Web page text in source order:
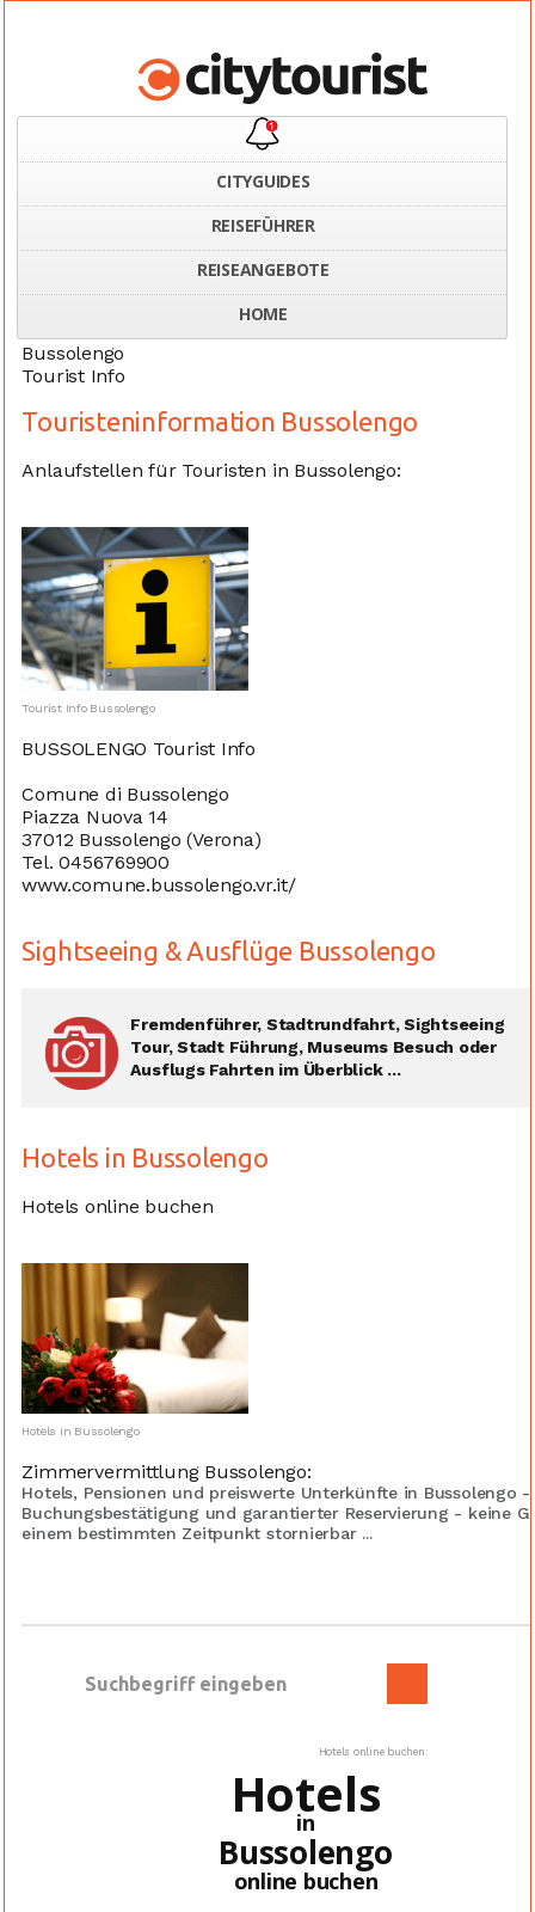
CITYGUIDES
REISEFÜHRER
REISEANGEBOTE
HOME
Touristeninformation Bussolengo
Bussolengo
Tourist Info
Touristeninformation Bussolengo
Anlaufstellen für Touristen in Bussolengo:
Tourist Info Bussolengo
BUSSOLENGO Tourist Info
Comune di Bussolengo
Piazza Nuova 14
37012 Bussolengo (Verona)
Tel. 0456769900
www.comune.bussolengo.vr.it/
Sightseeing & Ausflüge Bussolengo
Fremdenführer, Stadtrundfahrt, Sightseeing
Tour, Stadt Führung, Museums Besuch oder
Ausflugs Fahrten im Überblick ...
Hotels in Bussolengo
Hotels online buchen
Hotels in Bussolengo
Zimmervermittlung Bussolengo:
Hotels, Pensionen und preiswerte Unterkünfte in
Buchungsbestätigung und garantierter Reservierung - keine
einem bestimmten Zeitpunkt stornierbar ...
Hotels online buchen:
Hotels
in
Bussolengo
online buchen